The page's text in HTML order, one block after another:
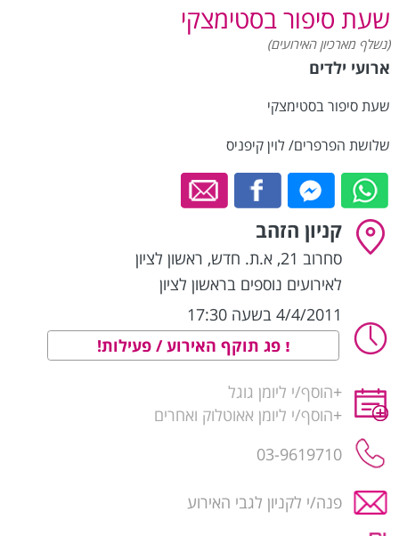
שעת סיפור בסטימצקי
(נשלף מארכיון האירועים)
ארועי ילדים
שעת סיפור בסטימצקי
שלושת הפרפרים/ לוין קיפניס
קניון הזהב
סחרוב 21, א.ת. חדש , ראשון לציון
לאירועים נוספים בראשון לציון
4/4/2011 בשעה 17:30
פג תוקף האירוע / פעילות!
+הוסף/י ליומן גוגל
+הוסף/י ליומן אאוטלוק ואחרים
03-9619710
פנה/י לקניון לגבי האירוע